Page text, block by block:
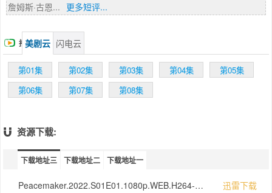
詹姆斯·古恩... 更多短评...
播美剧云 闪电云
第01集 第02集 第03集 第04集
第05集
第06集
第07集 第08集
资源下载:
下载地址三 下载地址二 下载地址一
Peacemaker.2022.S01E01.1080p.WEB.H264-CAKES[rartv]
迅雷下载